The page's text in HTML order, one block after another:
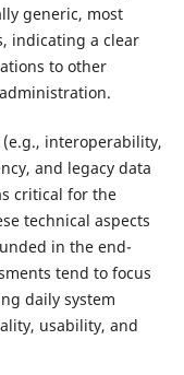
generic, most
indicating a clear
to other
interoperability,
and legacy data
critical for the
technical aspects
in the end-
tend to focus
daily system
usability, and